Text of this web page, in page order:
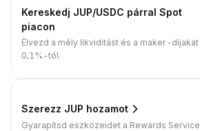
Kereskedj JUP/USDC párral Spot
piacon
Élvezd a mély likviditást és a maker-díjakat
0,1%-tól.
Szerezz JUP hozamot
Gyarapítsd eszközeidet a Rewards Service